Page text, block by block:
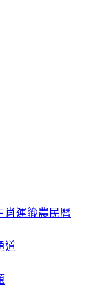
肖運籤農民曆
道